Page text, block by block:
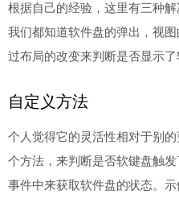
根据自己的经验，这里有三种
我们都知道软件盘的弹出，视
过布局的改变来判断是否显示了
自定义方法
个人觉得它的灵活性相对于别
个方法，来判断是否软键盘触
事件中来获取软件盘的状态。示